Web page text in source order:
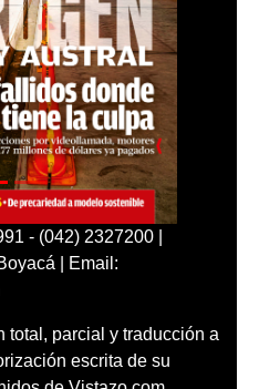
- (042) 2327200 |
| Email:
total, parcial y traducción a
escrita de su